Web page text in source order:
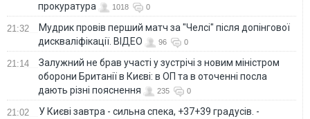
прокуратура
1018 0
21:32
Мудрик провів перший матч за "Челсі" після допінгової
дискваліфікації. ВІДЕО
96 0
21:14
Залужний не брав участі у зустрічі з новим міністром
оборони Британії в Києві: в ОП та в оточенні посла
дають різні пояснення
235 0
21:02
У Києві завтра - сильна спека, +37+39 градусів. -